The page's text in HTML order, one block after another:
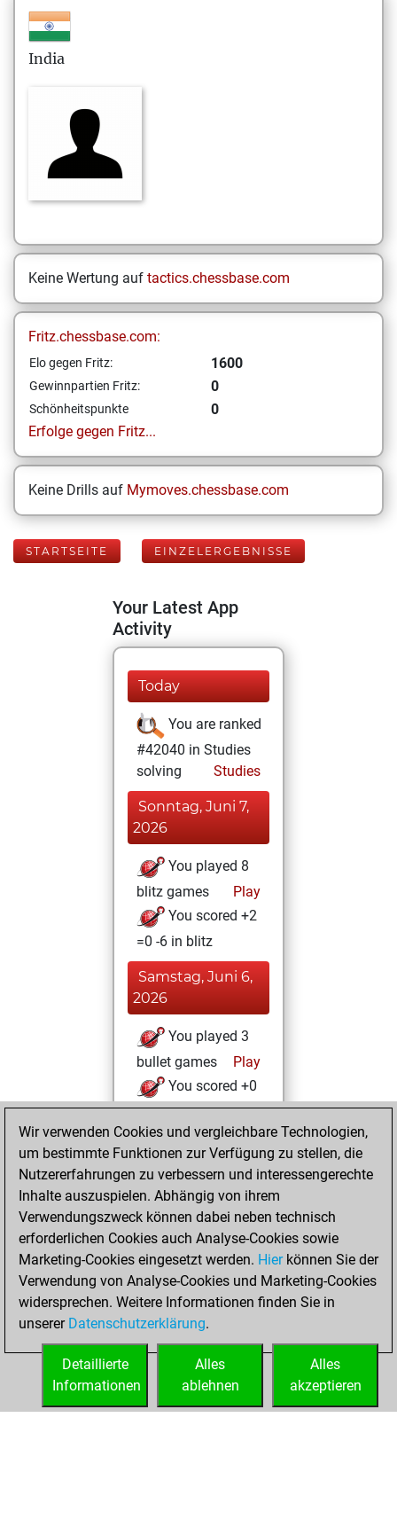
India
Keine Wertung auf tactics.chessbase.com
Fritz.chessbase.com:
Elo gegen Fritz: 1600
Gewinnpartien Fritz: 0
Schönheitspunkte
0
Erfolge gegen Fritz...
Keine Drills auf Mymoves.chessbase.com
STARTSEITE EINZELERGEBNISSE
Your Latest App
Activity
Today
You are ranked
#42040 in Studies
solving
Studies
Sonntag, Juni 7,
2026
You played 8
blitz games
Play
You scored +2
=0 -6 in blitz
Samstag, Juni 6,
2026
You played 3
bullet games
Play
You scored +0
=0 -3 in bullet
Donnerstag, Mai
14, 2026
You created
your Studies account
Studies
Sonntag,
April 26, 2026
You created
your Fritz account
Wir verwenden Cookies und vergleichbare Technologien,
um bestimmte Funktionen zur Verfügung zu stellen, die
Nutzererfahrungen zu verbessern und interessengerechte
Inhalte auszuspielen. Abhängig von ihrem
Verwendungszweck können dabei neben technisch
erforderlichen Cookies auch Analyse-Cookies sowie
Marketing-Cookies eingesetzt werden. Hierkönnen Sie der
Verwendung von Analyse-Cookies und Marketing-Cookies
widersprechen. Weitere Informationen finden Sie in
unserer Datenschutzerklärung.
Alles
akzeptieren
Alles
ablehnen
Detaillierte
Informationen